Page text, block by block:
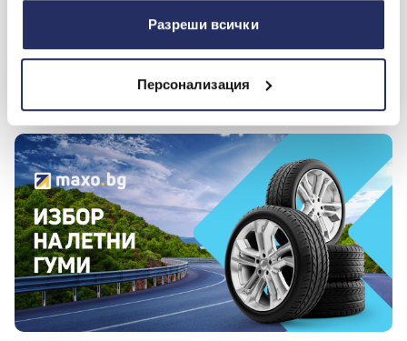
Разреши всички
Персонализация
Научи как